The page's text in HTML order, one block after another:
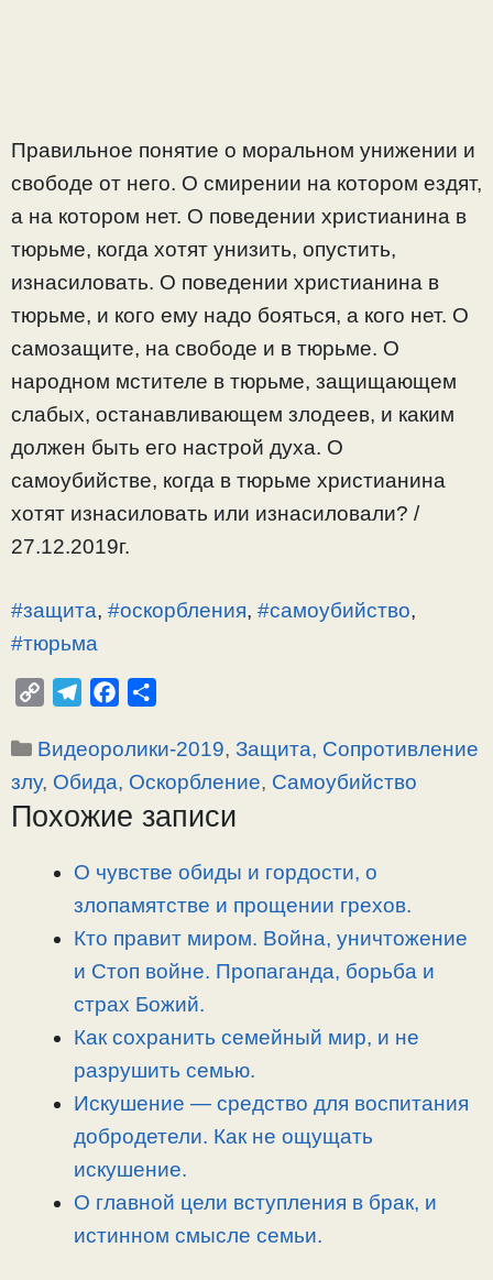
Правильное понятие о моральном унижении и
свободе от него. О смирении на котором ездят,
а на котором нет. О поведении христианина в
тюрьме, когда хотят унизить, опустить,
изнасиловать. О поведении христианина в
тюрьме, и кого ему надо бояться, а кого нет. О
самозащите, на свободе и в тюрьме. О
народном мстителе в тюрьме, защищающем
слабых, останавливающем злодеев, и каким
должен быть его настрой духа. О
самоубийстве, когда в тюрьме христианина
хотят изнасиловать или изнасиловали? /
27.12.2019г.
#защита, #оскорбления, #самоубийство,
#тюрьма
p
L
l
e
g
a
c
b
п
р
а
Рубрики
Видеоролики-2019,Защита, Сопротивление
злу, Обида, Оскорбление, Самоубийство
Похожие записи
О чувстве обиды и гордости, о
злопамятстве и прощении грехов.
Кто правит миром. Война, уничтожение
и Стоп войне. Пропаганда, борьба и
страх Божий.
Как сохранить семейный мир, и не
разрушить семью.
Искушение — средство для воспитания
добродетели. Как не ощущать
искушение.
О главной цели вступления в брак, и
истинном смысле семьи.